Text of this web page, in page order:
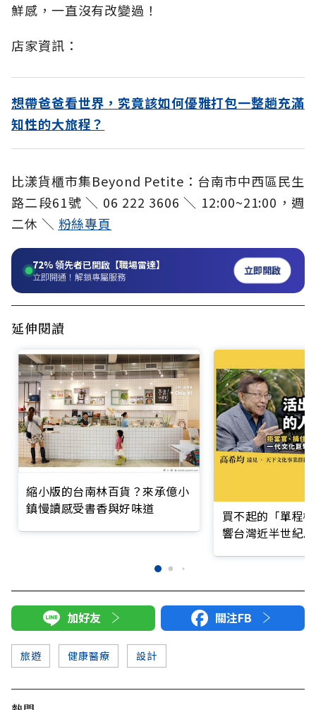
鮮感，一直沒有改變過！
店家資訊：
想帶爸爸看世界，究竟該如何優雅打包一整趟充滿
知性的大旅程？
比漾貨櫃市集Beyond Petite：台南市中西區民生
路二段61號 ＼ 06 222 3606 ＼ 12:00~21:00，週
二休 ＼ 粉絲專頁
72%領先者已開啟【職場雷達】
立即開通！解鎖專屬服務 立即開啟
延伸閱讀
縮小版的台南林百貨？來承億小
鎮慢讀感受書香與好味道
買不起的「單程
響台灣近半世紀
加好友 關注FB
旅遊 健康醫療 設計